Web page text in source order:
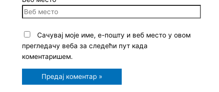
Сачувај моје име, е-пошту и веб место у овом
прегледачу веба за следећи пут када
коментаришем.